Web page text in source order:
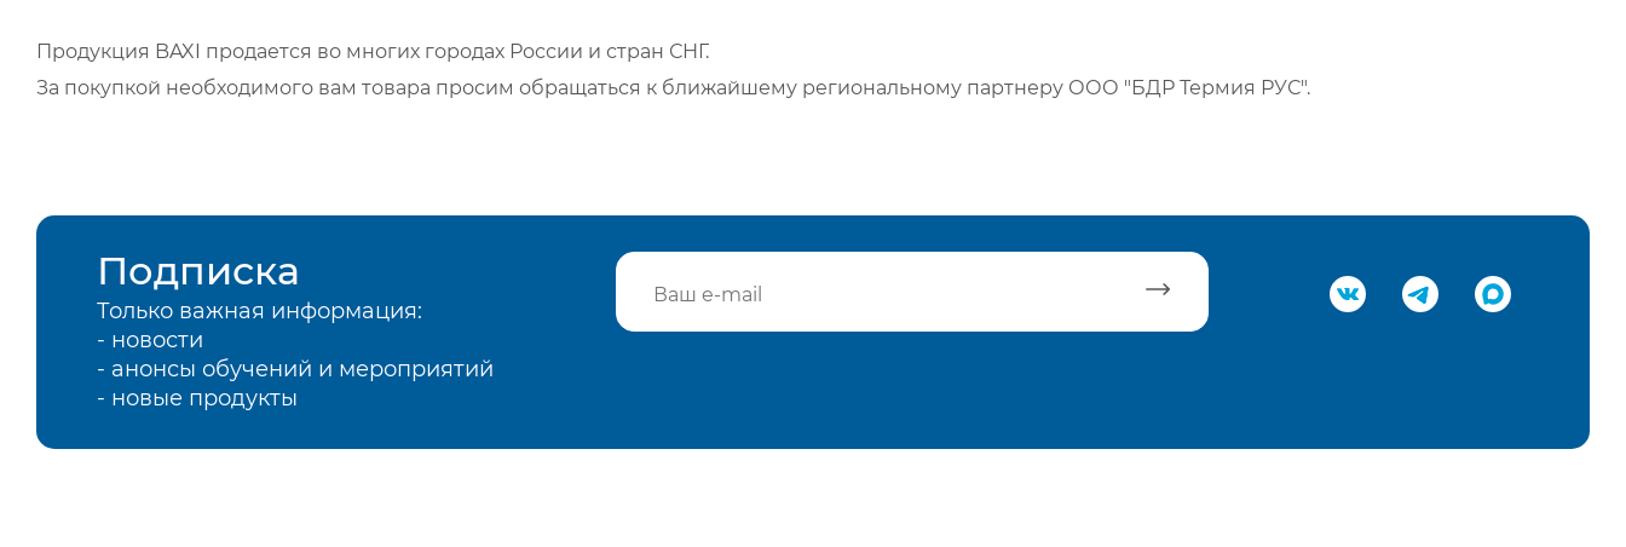
Продукция BAXI продается во многих городах России и стран СНГ.
За покупкой необходимого вам товара просим обращаться к ближайшему региональному партнеру ООО "БДР Термия РУС".
Подписка
Только важная информация:
- новости
- анонсы обучений и мероприятий
- новые продукты